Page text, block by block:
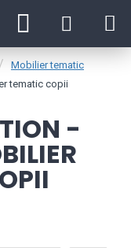
Mobilier tematic
tematic copii
-